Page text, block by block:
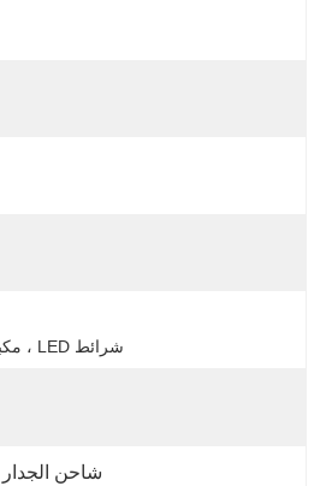
شرائط LED ، مكبرات الصوت الصوتية ، إلخ